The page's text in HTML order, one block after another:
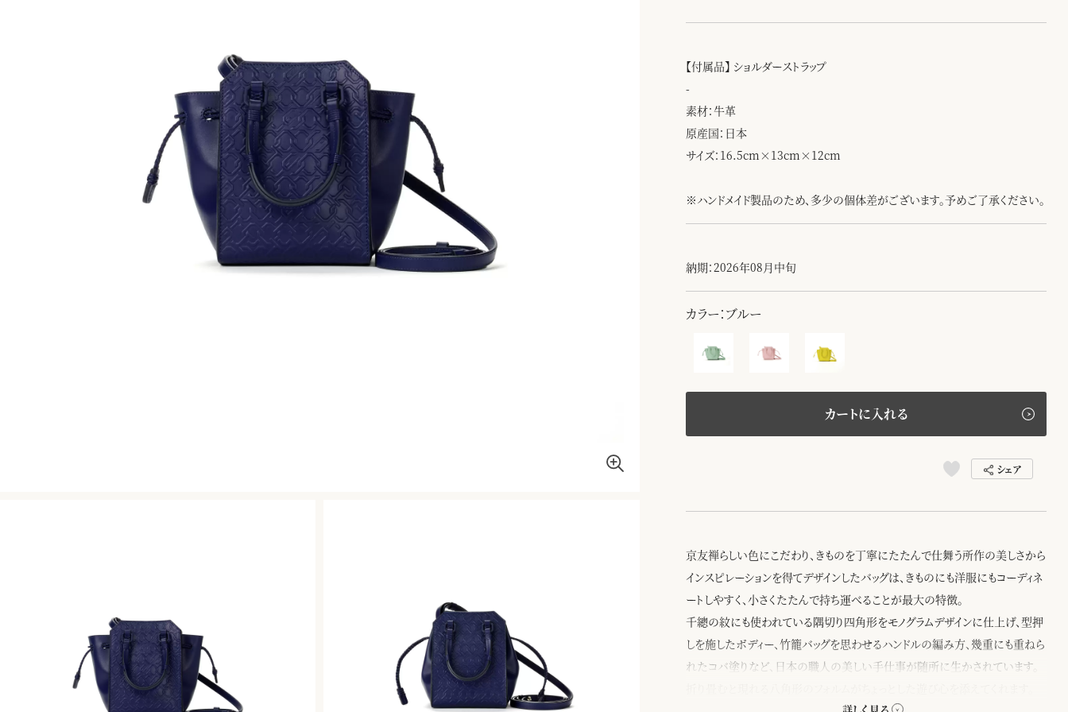
【付属品】 ショルダーストラップ
-
素材：牛革
原産国：日本
サイズ：16.5cm×13cm×12cm
※ハンドメイド製品のため、多少の個体差がございます。予めご了承ください。
納期：2026年08月中旬
カラー：ブルー
カートに入れる
シェア
京友禅らしい色にこだわり、きものを丁寧にたたんで仕舞う所作の美しさから
インスピレーションを得てデザインしたバッグは、きものにも洋服にもコーディネ
ートしやすく、小さくたたんで持ち運べることが最大の特徴。
千總の紋にも使われている隅切り四角形をモノグラムデザインに仕上げ、型押
しを施したボディー、竹籠バッグを思わせるハンドルの編み方、幾重にも重ねら
れたコバ塗りなど、日本の職人の美しい手仕事が随所に生かされています。